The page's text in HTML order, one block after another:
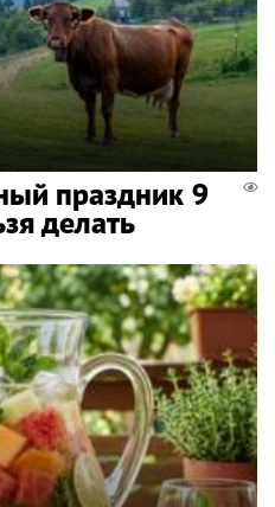
праздник 9
делать